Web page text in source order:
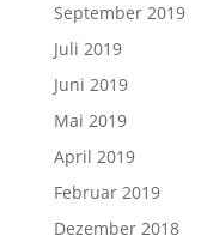
September 2019
Juli 2019
Juni 2019
Mai 2019
April 2019
Februar 2019
Dezember 2018